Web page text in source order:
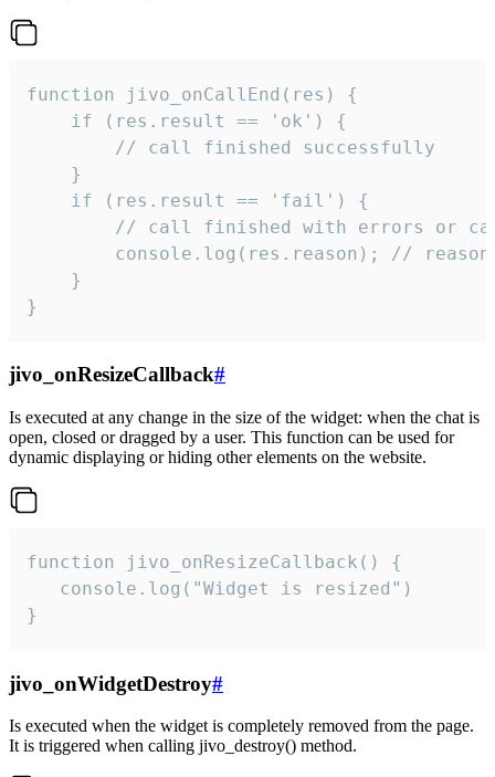
function jivo_onCallEnd(res) {
    if (res.result == 'ok') {
        // call finished successfully
    }
    if (res.result == 'fail') {
// call finished with errors or
console.log(res.reason); //
    }
}
jivo_onResizeCallback#
Is executed at any change in the size of the widget: when the chat is
open, closed or dragged by a user. This function can be used for
dynamic displaying or hiding other elements on the website.
function jivo_onResizeCallback() {
   console.log("Widget is resized")
}
jivo_onWidgetDestroy#
Is executed when the widget is completely removed from the page.
It is triggered when calling jivo_destroy() method.